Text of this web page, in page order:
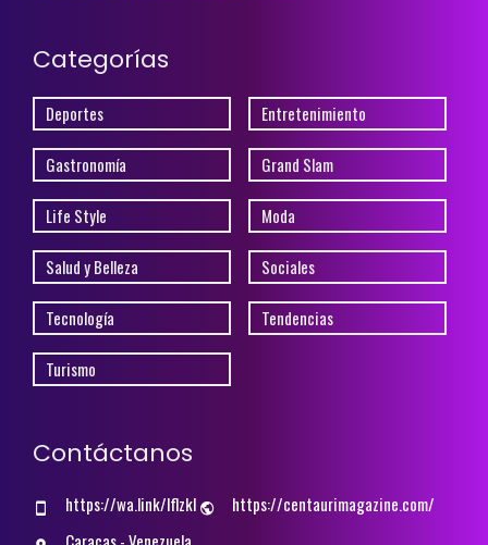
Categorías
Deportes Entretenimiento
Gastronomía Grand Slam
Life Style Moda
Salud y Belleza Sociales
Tecnología Tendencias
Turismo
Contáctanos
https://wa.link/lflzkl
https://centaurimagazine.com/
Caracas - Venezuela